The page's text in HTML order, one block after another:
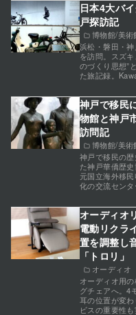
博物館/美術
日本4大バ
戸探訪記
浜松・磐田・
を訪問。スズ
のづくり思想”
た旅記録。
博物館/美術
神戸で移民
物館と神戸
訪問記
神戸で移民の
た神戸華僑歴
元国立海外移
化の交流セン
オーディオ
オーディオ
電動リクラ
置を調整し
「トロリ」
オーディオ用
グチェアへ。4
耳の位置が変
ビスの重要性も